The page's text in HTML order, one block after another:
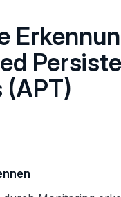
(APT)